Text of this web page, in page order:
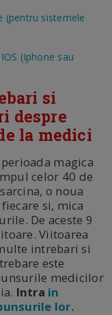
(pentru sistemele
(Iphone sau
si
despre
la medici
magica
celor 40 de
o noua
si, mica
De aceste 9
Viitoarea
intrebari si
este
medicilor
Intra in
lor.